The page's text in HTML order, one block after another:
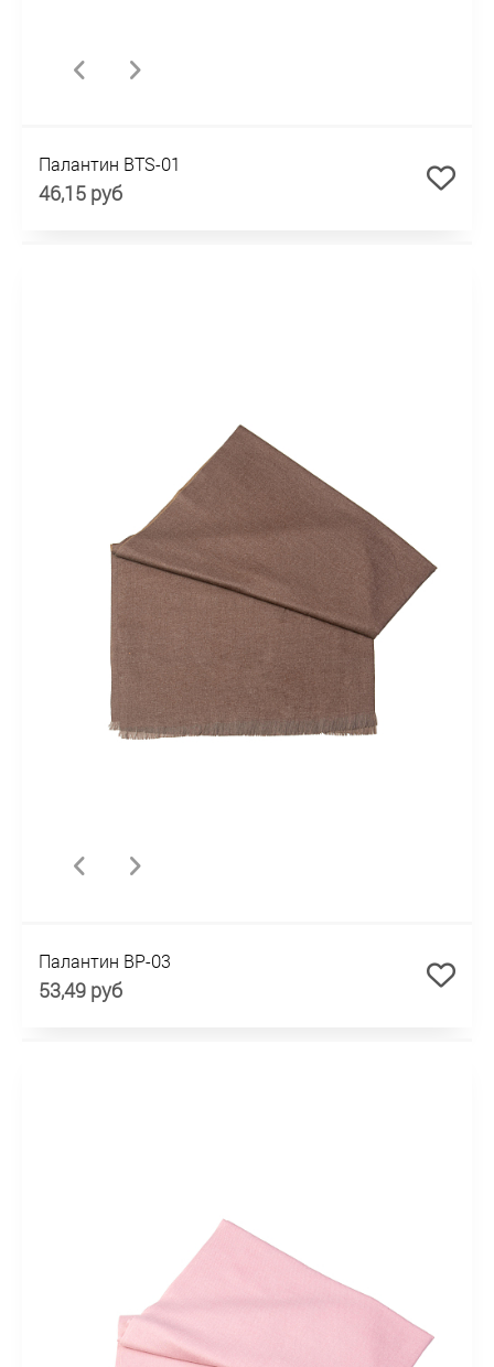
Палантин BTS-01
46,15 руб
Палантин BP-03
53,49 руб